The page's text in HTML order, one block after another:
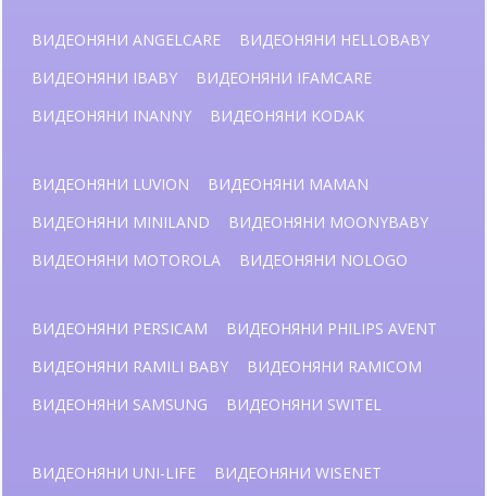
ВИДЕОНЯНИ ANGELCARE
ВИДЕОНЯНИ HELLOBABY
ВИДЕОНЯНИ IBABY
ВИДЕОНЯНИ IFAMCARE
ВИДЕОНЯНИ INANNY
ВИДЕОНЯНИ KODAK
ВИДЕОНЯНИ LUVION
ВИДЕОНЯНИ MAMAN
ВИДЕОНЯНИ MINILAND
ВИДЕОНЯНИ MOONYBABY
ВИДЕОНЯНИ MOTOROLA
ВИДЕОНЯНИ NOLOGO
ВИДЕОНЯНИ PERSICAM
ВИДЕОНЯНИ PHILIPS AVENT
ВИДЕОНЯНИ RAMILI BABY
ВИДЕОНЯНИ RAMICOM
ВИДЕОНЯНИ SAMSUNG
ВИДЕОНЯНИ SWITEL
ВИДЕОНЯНИ UNI-LIFE ВИДЕОНЯНИ WISENET